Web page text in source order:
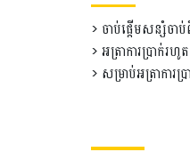
> ចាប់ផ្ដើមសន្សំចា
> អត្រាការប្រាក់
> សម្រាប់អត្រាកា